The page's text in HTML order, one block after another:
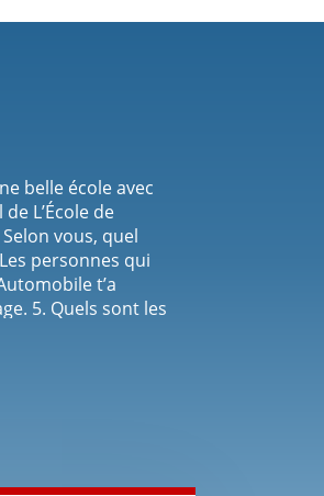
belle école avec
L’École de
vous, quel
personnes qui
t’a
5. Quels sont les
Parce qu’ils
à L’École de